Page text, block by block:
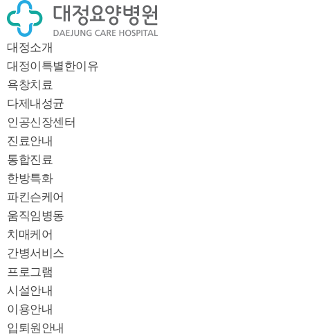
대정소개
대정이특별한이유
욕창치료
다제내성균
인공신장센터
진료안내
통합진료
한방특화
파킨슨케어
움직임병동
치매케어
간병서비스
프로그램
시설안내
이용안내
입퇴원안내